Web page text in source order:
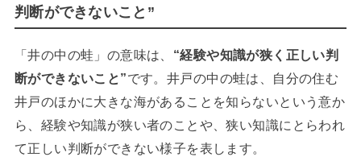
判断ができないこと”
「井の中の蛙」の意味は、 “経験や知識が狭く正しい判
断ができないこと”です。井戸の中の蛙は、自分の住む
井戸のほかに大きな海があることを知らないという意か
ら、経験や知識が狭い者のことや、狭い知識にとらわれ
て正しい判断ができない様子を表します。